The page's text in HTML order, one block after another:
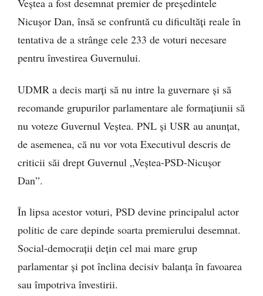
Veștea a fost desemnat premier de președintele
Nicușor Dan, însă se confruntă cu dificultăți reale în
tentativa de a strânge cele 233 de voturi necesare
pentru învestirea Guvernului.
UDMR a decis marți să nu intre la guvernare și să
recomande grupurilor parlamentare ale formațiunii să
nu voteze Guvernul Veștea. PNL și USR au anunțat,
de asemenea, că nu vor vota Executivul descris de
criticii săi drept Guvernul „Veștea-PSD-Nicușor
Dan”.
În lipsa acestor voturi, PSD devine principalul actor
politic de care depinde soarta premierului desemnat.
Social-democrații dețin cel mai mare grup
parlamentar și pot înclina decisiv balanța în favoarea
sau împotriva învestirii.